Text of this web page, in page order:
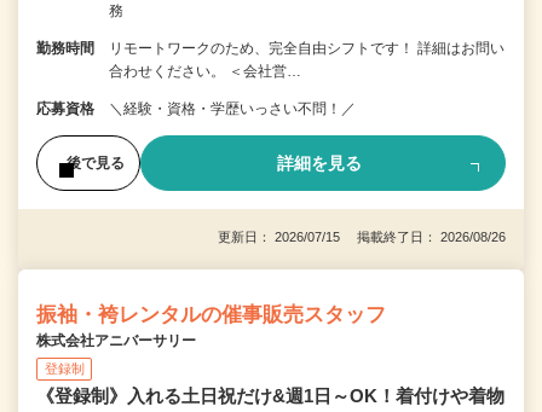
務
勤務時間
リモートワークのため、完全自由シフトです！ 詳細はお問い
合わせください。 ＜会社営…
応募資格 ＼経験・資格・学歴いっさい不問！／
後で見る 詳細を見る
更新日： 2026/07/15 掲載終了日： 2026/08/26
振袖・袴レンタルの催事販売スタッフ
株式会社アニバーサリー
登録制
《登録制》入れる土日祝だけ&週1日～OK！着付けや着物